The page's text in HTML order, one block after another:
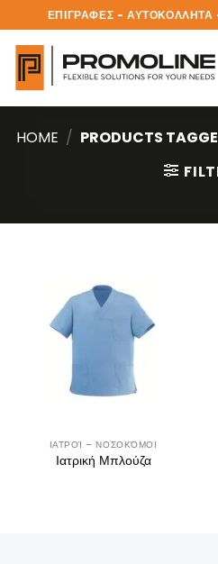
to
content
ΕΠΙΓΡΑΦΕΣ - ΑΥΤΟΚΟΛΛΗΤΑ
HOME / PRODUCTS
ΙΑΤΡΟΊ – ΝΟΣΟΚΌΜΟΙ
Ιατρική Μπλούζα